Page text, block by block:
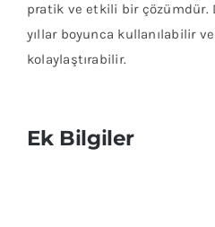
pratik ve etkili bir çözümdür.
yıllar boyunca kullanılabilir
kolaylaştırabilir.
Ek Bilgiler